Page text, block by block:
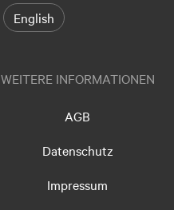
English
WEITERE INFORMATIONEN
AGB
Datenschutz
Impressum